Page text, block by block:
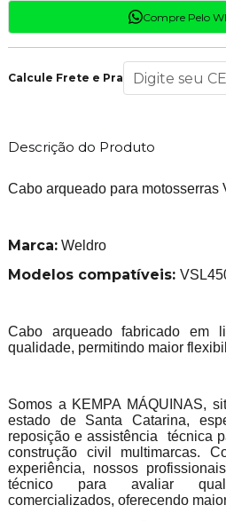
Compre Pelo
Calcule Frete e Prazo
Descrição do Produto
Cabo arqueado para motosserras
Marca:Weldro
Modeloscompatíveis:
Cabo arqueado fabricado em
qualidade, permitindo maior
Somos a KEMPA MÁQUINAS,
estado de Santa Catarina,
reposição e assistência técnica
construção civil multimarcas.
experiência, nossos
técnico para avaliar
comercializados, oferecendo